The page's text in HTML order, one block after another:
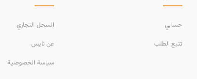
حسابي
تتبع الطلب
السجل التجاري
عن نايس
سياسة الخصوصية